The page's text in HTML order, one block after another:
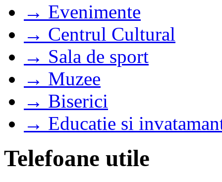
→ Evenimente
→ Centrul Cultural
→ Sala de sport
→ Muzee
→ Biserici
→ Educatie si
Telefoane utile